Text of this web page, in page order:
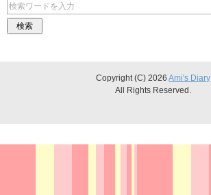
Copyright (C) 2026Ami's Diary
All Rights Reserved.